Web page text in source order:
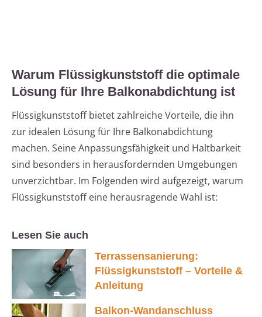
Warum Flüssigkunststoff die optimale
Lösung für Ihre Balkonabdichtung ist
Flüssigkunststoff bietet zahlreiche Vorteile, die ihn
zur idealen Lösung für Ihre Balkonabdichtung
machen. Seine Anpassungsfähigkeit und Haltbarkeit
sind besonders in herausfordernden Umgebungen
unverzichtbar. Im Folgenden wird aufgezeigt, warum
Flüssigkunststoff eine herausragende Wahl ist:
Lesen Sie auch
Terrassensanierung:
Flüssigkunststoff – Vorteile &
Anleitung
Balkon-Wandanschluss